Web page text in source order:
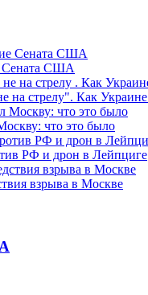
Сената США
на стрелу". Как
что это было
РФ и дрон в Лейпциге
взрыва в Москве